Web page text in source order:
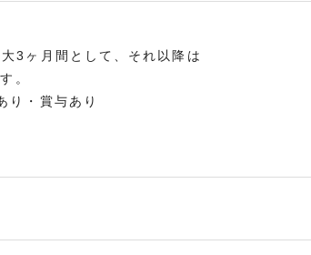
3ヶ月間として、それ以降は
。
り・賞与あり